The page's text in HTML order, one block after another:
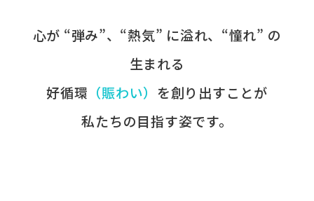
心が​ “弾み”、​“熱気” に​溢れ、​“憧れ” の​
生まれる
好循環 ​（賑わい） を​創り出すことが
​私たちの​目指す姿です。​